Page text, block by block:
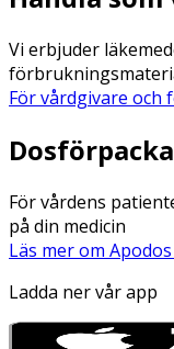
Vi erbjuder
För vårdgivare och
För vårdens
på din medicin
Läs mer om
Ladda ner vår app